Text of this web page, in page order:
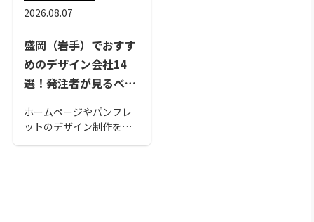
2026.08.07
盛岡（岩手）でおすす
めのデザイン会社14
選！発注者が見るべき
ホームページやパンフレ
ットのデザイン制作を行